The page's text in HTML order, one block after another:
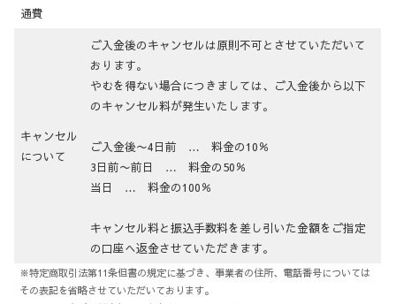
通費
キャンセル
について
ご入金後のキャンセルは原則不可とさせていただいて
おります。
やむを得ない場合につきましては、ご入金後から以下
のキャンセル料が発生いたします。
ご入金後〜4日前 … 料金の10％
3日前〜前日 … 料金の50％
当日 … 料金の100％
キャンセル料と振込手数料を差し引いた金額をご指定
の口座へ返金させていただきます。
※特定商取引法第11条但書の規定に基づき、事業者の住所、電話番号については
その表記を省略させていただいております。